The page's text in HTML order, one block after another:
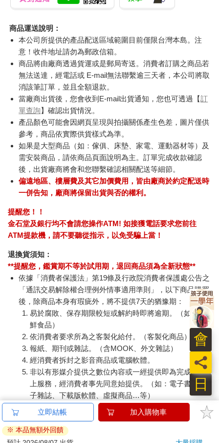
商品運送說明：
本公司所提供的產品配送區域範圍目前僅限台灣本島。注
意！收件地址請勿為郵政信箱。
商品將由廠商透過貨運或是郵局寄送。消費者訂購之商品若
無法送達，經電話或 E-mail無法聯繫逾三天者，本公司將取
消該筆訂單，並且全額退款。
當廠商出貨後，您會收到E-mail出貨通知，您也可透過【訂
單查詢】確認出貨情況。
產品顏色可能會因網頁呈現與拍攝關係產生色差，圖片僅供
參考，商品依實際供貨樣式為準。
如果是大型商品（如：傢俱、床墊、家電、運動器材等）及
需安裝商品，請依商品頁面說明為主。訂單完成收款確認
後，出貨廠商將會和您聯繫確認相關配送等細節。
偏遠地區、樓層費及其它加價費用，皆由廠商於約定配送時
一併告知，廠商將保留出貨與否的權利。
提醒您！！
金石堂及銀行均不會請您操作ATM! 如接獲電話要求您前往
ATM提款機，請不要聽從指示，以免受騙上當！
退換貨須知：
**提醒您，鑑賞期不等於試用期，退回商品須為全新狀態**
依據「消費者保護法」第19條及行政院消費者保護處公告之
「通訊交易解除權合理例外情事適用準則」，以下商品購買
後，除商品本身有瑕疵外，將不提供7天的猶豫期：
易於腐敗、保存期限較短或解約時即將逾期。（如：生
鮮食品）
依消費者要求所為之客製化給付。（客製化商品）
報紙、期刊或雜誌。（含MOOK、外文雜誌）
經消費者拆封之影音商品或電腦軟體。
非以有形媒介提供之數位內容或一經提供即為完成之線
上服務，經消費者事先同意始提供。（如：電子書、電
子雜誌、下載版軟體、虛擬商品…等）
已拆封之個人衛生用品。（如：內衣褲、刮鬍刀、除毛
若非上列種類商品，均享有到貨7天的猶豫期（含例假
日
員